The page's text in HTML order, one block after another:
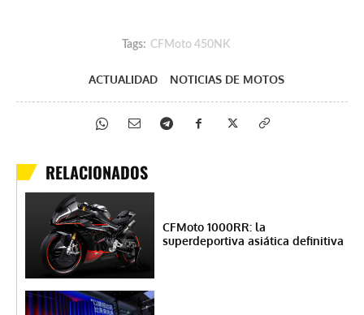
Tags: CFMoto 450NK
ACTUALIDAD NOTICIAS DE MOTOS
RELACIONADOS
CFMoto 1000RR: la
superdeportiva asiática definitiva